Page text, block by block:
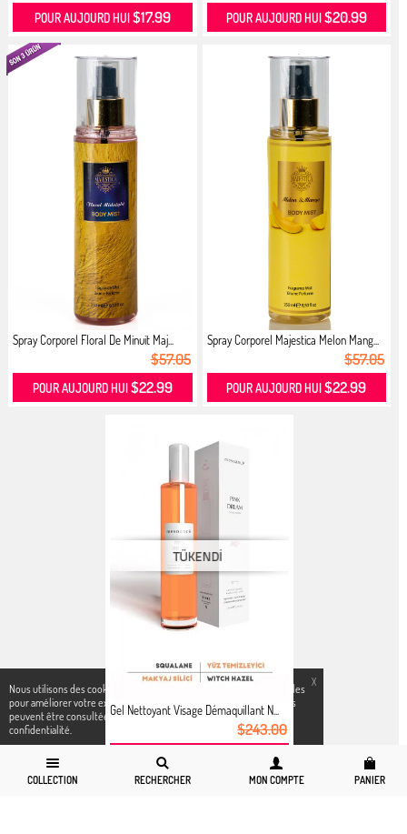
X
Nous utilisons des cookies conformément aux réglementations légales
pour améliorer votre expérience d`achat. Des informations détaillées
peuvent être consultées sur notre page,Politique de cookieset
confidentialité.
COLLECTION RECHERCHER MON COMPTE PANIER
POUR AUJOURD HUI $17.99 POUR AUJOURD HUI $20.99
Spray Corporel Floral De Minuit Maj...
$57.05
POUR AUJOURD HUI $22.99
Spray Corporel Majestica Melon Mang...
$57.05
POUR AUJOURD HUI$22.99
Gel Nettoyant Visage Démaquillant N...
$243.00
POUR AUJOURD HUI